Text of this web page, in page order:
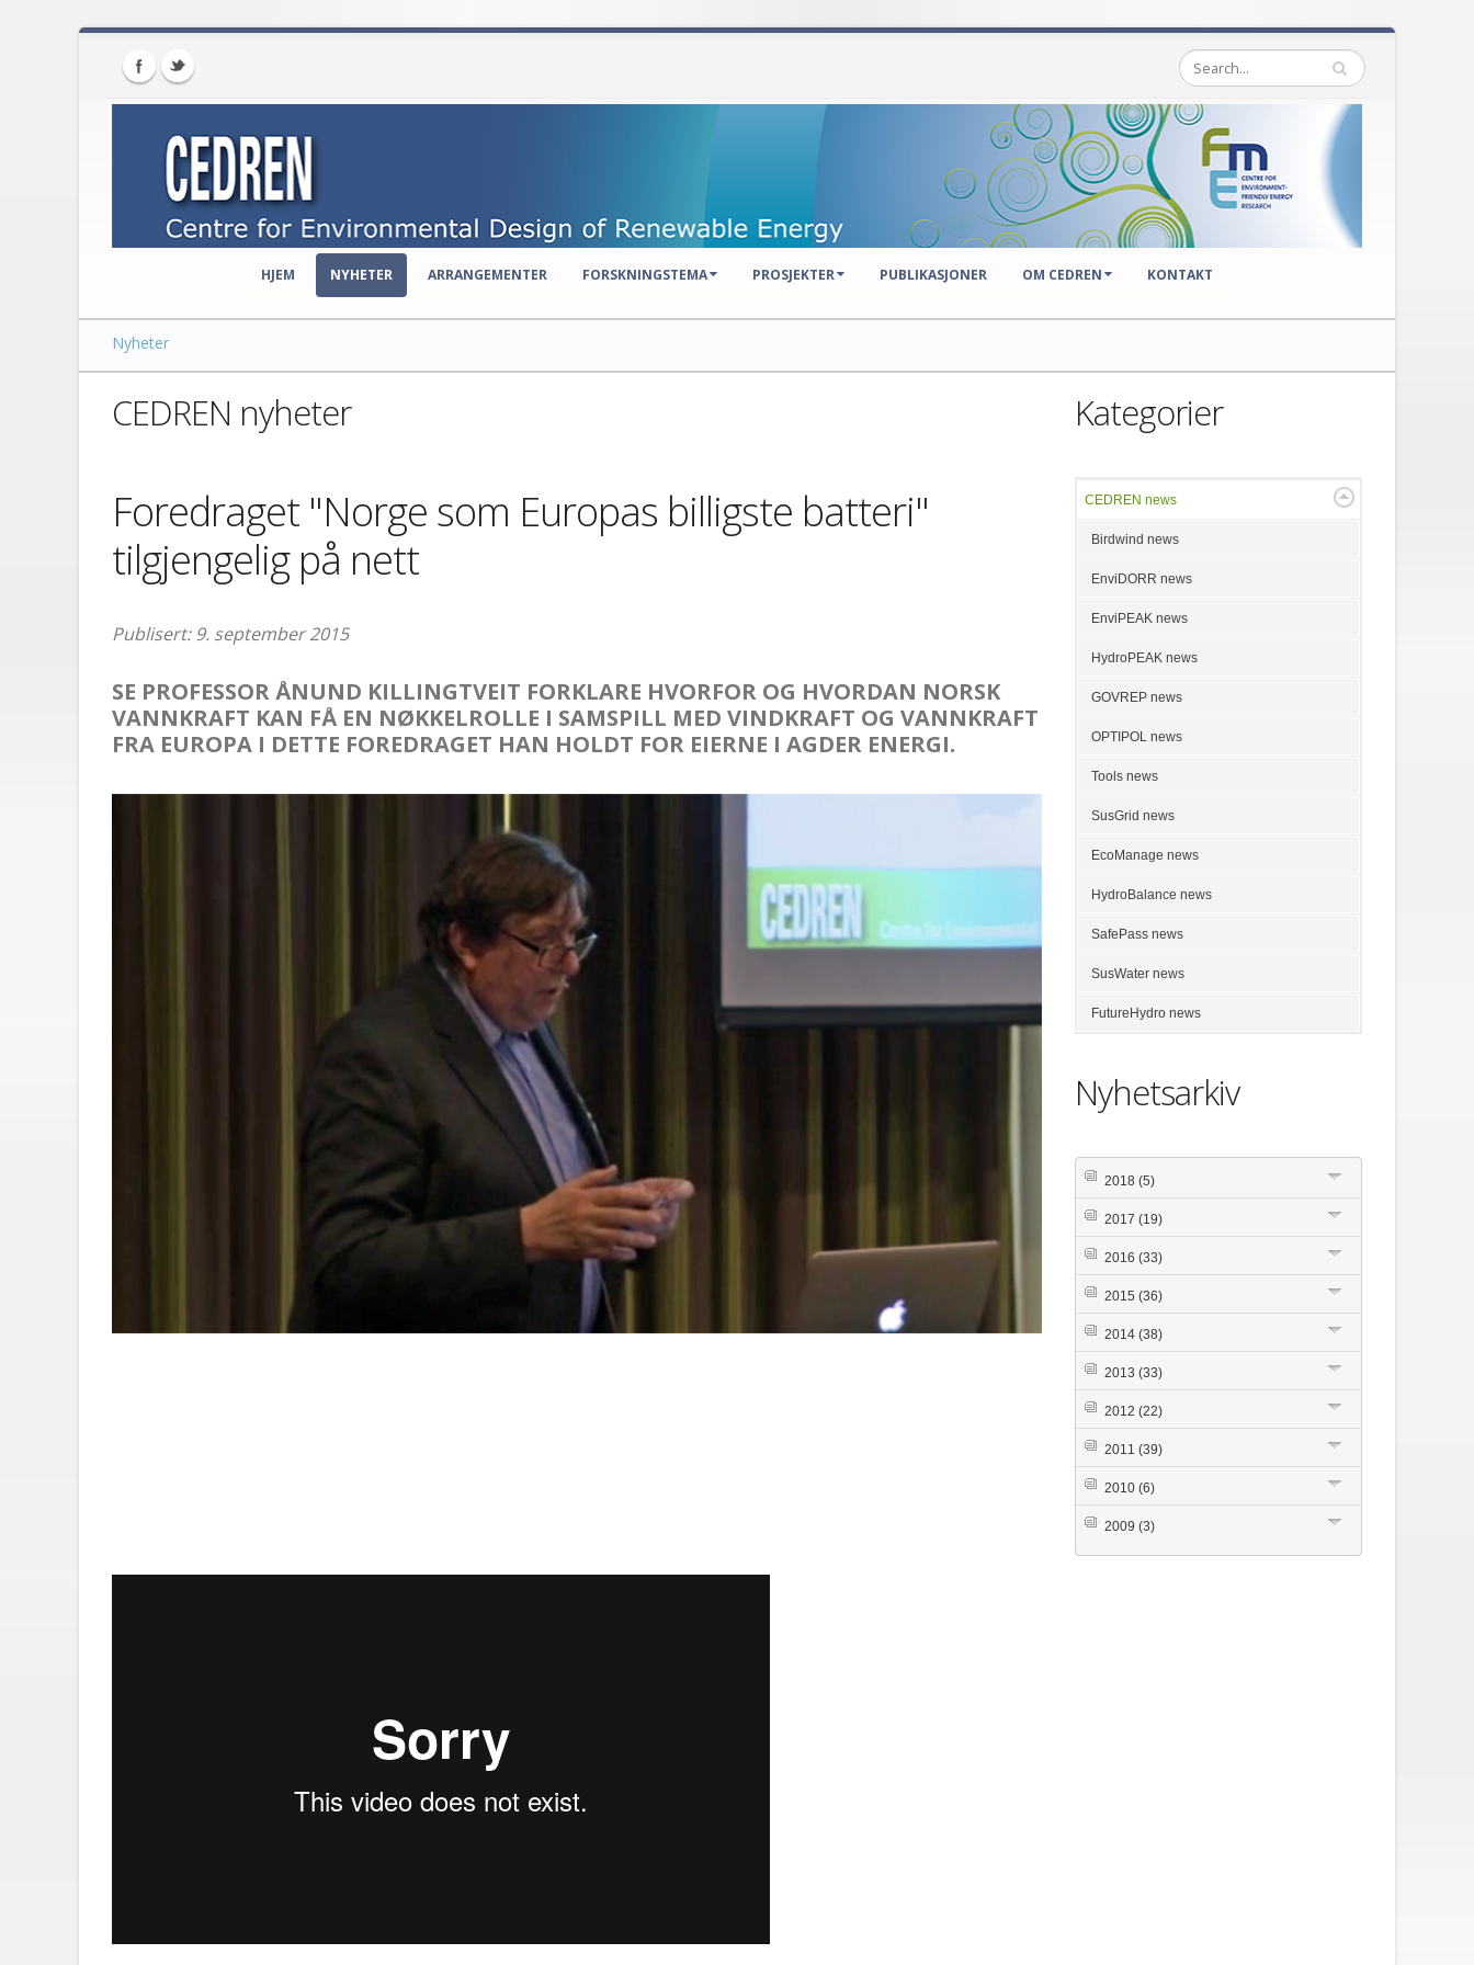
HJEM NYHETER ARRANGEMENTER FORSKNINGSTEMA PROSJEKTER PUBLIKASJONER OM CEDREN KONTAKT
Nyheter
CEDREN nyheter
Foredraget "Norge som Europas billigste batteri"
tilgjengelig på nett
Publisert: 9. september 2015
SE PROFESSOR ÅNUND KILLINGTVEIT FORKLARE HVORFOR OG HVORDAN NORSK
VANNKRAFT KAN FÅ EN NØKKELROLLE I SAMSPILL MED VINDKRAFT OG VANNKRAFT
FRA EUROPA I DETTE FOREDRAGET HAN HOLDT FOR EIERNE I AGDER ENERGI.
Kategorier
CEDREN news
Birdwind news
EnviDORR news
EnviPEAK news
HydroPEAK news
GOVREP news
OPTIPOL news
Tools news
SusGrid news
EcoManage news
HydroBalance news
SafePass news
SusWater news
FutureHydro news
Nyhetsarkiv
2018 (5)
2017 (19)
2016 (33)
2015 (36)
2014 (38)
2013 (33)
2012 (22)
2011 (39)
2010 (6)
2009 (3)